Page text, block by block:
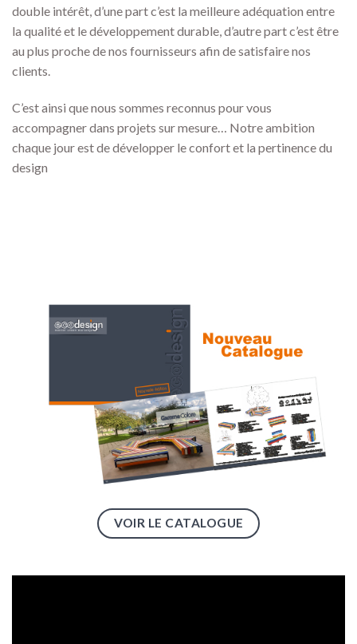
double intérêt, d’une part c’est la meilleure adéquation entre
la qualité et le développement durable, d’autre part c’est être
au plus proche de nos fournisseurs afin de satisfaire nos
clients.
C’est ainsi que nous sommes reconnus pour vous
accompagner dans projets sur mesure… Notre ambition
chaque jour est de développer le confort et la pertinence du
design
VOIR LE CATALOGUE